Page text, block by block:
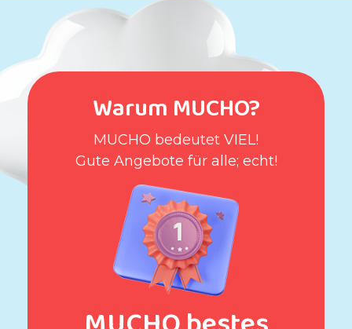
Warum MUCHO?
MUCHO bedeutet VIEL!
Gute Angebote für alle; echt!